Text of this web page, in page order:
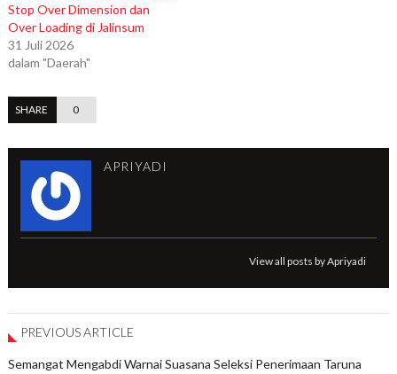
Stop Over Dimension dan
Over Loading di Jalinsum
31 Juli 2026
dalam "Daerah"
SHARE 0
APRIYADI
View all posts by Apriyadi
PREVIOUS ARTICLE
Semangat Mengabdi Warnai Suasana Seleksi Penerimaan Taruna